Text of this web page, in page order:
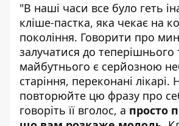
"В наші часи все було геть
кліше-пастка, яка чекає на
покоління. Говорити про
залучатися до теперішнього
майбутнього є серйозною
старіння, переконані лікарі.
повторюйте цю фразу про
говоріть її вголос, а просто